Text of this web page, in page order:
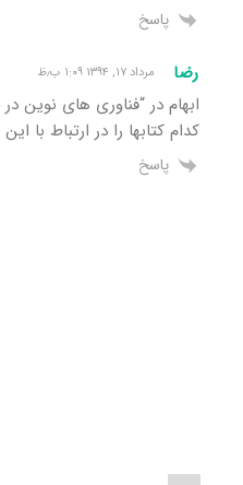
پاسخ
رضا مرداد ۱۷, ۱۳۹۴ ۱:۰۹ ب٫ظ
ابهام در “فناوری های نوین
کدام کتابها را در ارتباط با
پاسخ